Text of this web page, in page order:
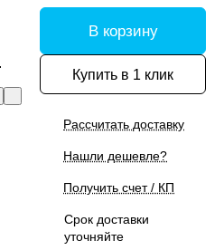
В корзину
Купить в 1 клик
Рассчитать доставку
Нашли дешевле?
Получить счет / КП
Срок доставки
уточняйте